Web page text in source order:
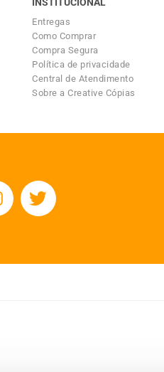
INSTITUCIONAL
Entregas
Como Comprar
Compra Segura
Política de privacidade
Central de Atendimento
Sobre a Creative Cópias